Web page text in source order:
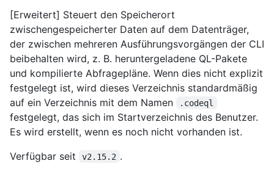
[Erweitert] Steuert den Speicherort
zwischengespeicherter Daten auf dem Datenträger,
der zwischen mehreren Ausführungsvorgängen der CLI
beibehalten wird, z. B. heruntergeladene QL-Pakete
und kompilierte Abfragepläne. Wenn dies nicht explizit
festgelegt ist, wird dieses Verzeichnis standardmäßig
auf ein Verzeichnis mit dem Namen
.codeql
festgelegt, das sich im Startverzeichnis des Benutzer.
Es wird erstellt, wenn es noch nicht vorhanden ist.
Verfügbar seit
v2.15.2 .